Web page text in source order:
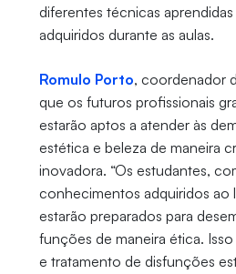
diferentes técnicas
adquiridos durante as aulas.
Romulo Porto, coordenador
que os futuros profissionais
estarão aptos a atender às
estética e beleza de maneira
inovadora. “Os estudantes,
conhecimentos adquiridos ao
estarão preparados para
funções de maneira ética.
e tratamento de disfunções